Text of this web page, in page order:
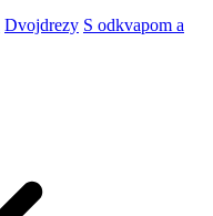
Dvojdrezy S odkvapom a